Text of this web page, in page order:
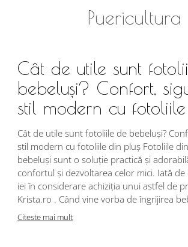
Puericultura
Cât de utile sunt
bebeluși? Confort,
stil modern cu
Cât de utile sunt fotoliile de bebeluși?
stil modern cu fotoliile din pluș Fotoliile
bebeluși sunt o soluție practică și
confortul și dezvoltarea celor mici. Iată de
iei în considerare achiziția unui astfel de
Krista.ro . Când vine vorba de îngrijirea
Citeste mai mult